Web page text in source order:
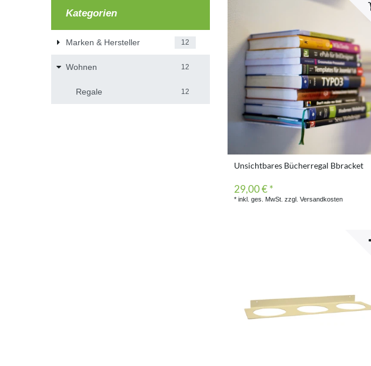
Kategorien
Marken & Hersteller 12
Wohnen 12
Regale 12
Unsichtbares Bücherregal Bbracket
29,00 € *
*inkl. ges. MwSt. zzgl.Versandkosten